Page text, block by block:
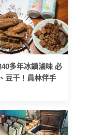
多年冰鎮滷味 必
豆干！員林伴手